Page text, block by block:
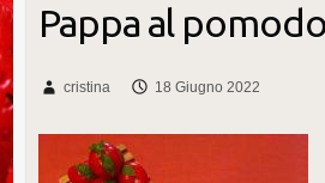
Pappa al
cristina 18 Giugno 2022